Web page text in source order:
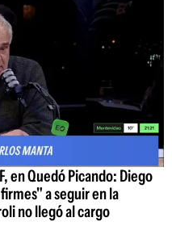
en Quedó Picando: Diego
a seguir en la
no llegó al cargo